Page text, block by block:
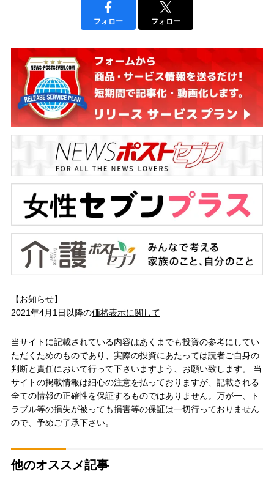
フォロー フォロー
【お知らせ】
2021年4月1日以降の価格表示に関して
当サイトに記載されている内容はあくまでも投資の参考にしてい
ただくためのものであり、実際の投資にあたっては読者ご自身の
判断と責任において行って下さいますよう、お願い致します。 当
サイトの掲載情報は細心の注意を払っておりますが、記載される
全ての情報の正確性を保証するものではありません。万が一、ト
ラブル等の損失が被っても損害等の保証は一切行っておりません
ので、予めご了承下さい。
他のオススメ記事